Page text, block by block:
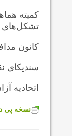
کمیته
تشکل‌های
کانون
سندیکای
اتحادیه
نسخه پی